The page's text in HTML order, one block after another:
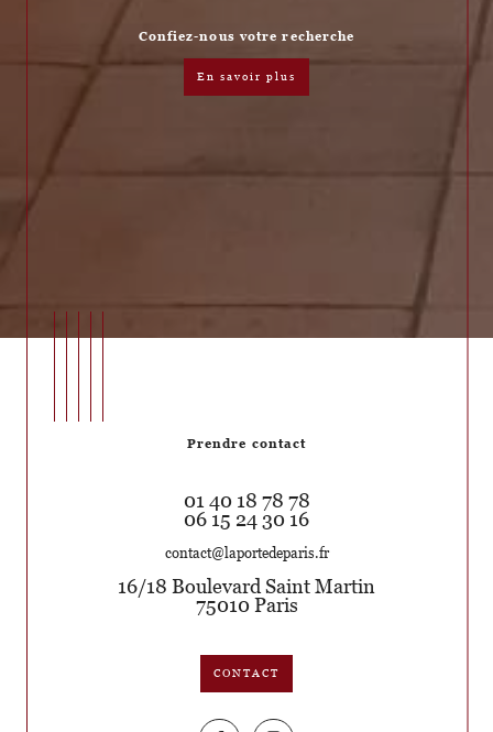
Confiez-nous votre recherche
en savoir plus
Prendre contact
01 40 18 78 78
06 15 24 30 16
contact@laportedeparis.fr
16/18 Boulevard Saint Martin
75010
Paris
CONTACT